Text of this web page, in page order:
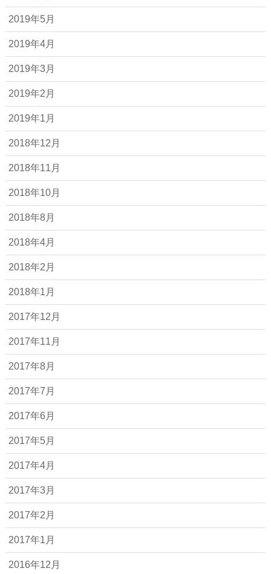
2019年5月
2019年4月
2019年3月
2019年2月
2019年1月
2018年12月
2018年11月
2018年10月
2018年8月
2018年4月
2018年2月
2018年1月
2017年12月
2017年11月
2017年8月
2017年7月
2017年6月
2017年5月
2017年4月
2017年3月
2017年2月
2017年1月
2016年12月